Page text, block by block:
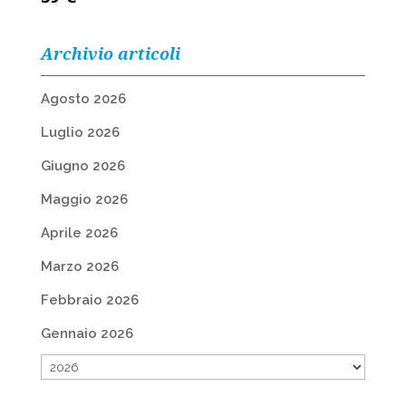
Archivio articoli
Agosto 2026
Luglio 2026
Giugno 2026
Maggio 2026
Aprile 2026
Marzo 2026
Febbraio 2026
Gennaio 2026